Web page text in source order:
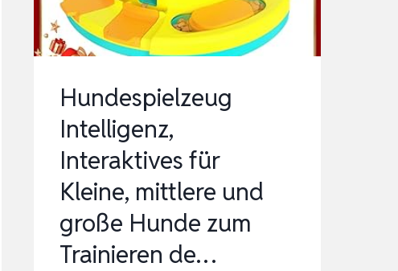
Hundespielzeug
Intelligenz,
Interaktives für
Kleine, mittlere und
große Hunde zum
Trainieren de…